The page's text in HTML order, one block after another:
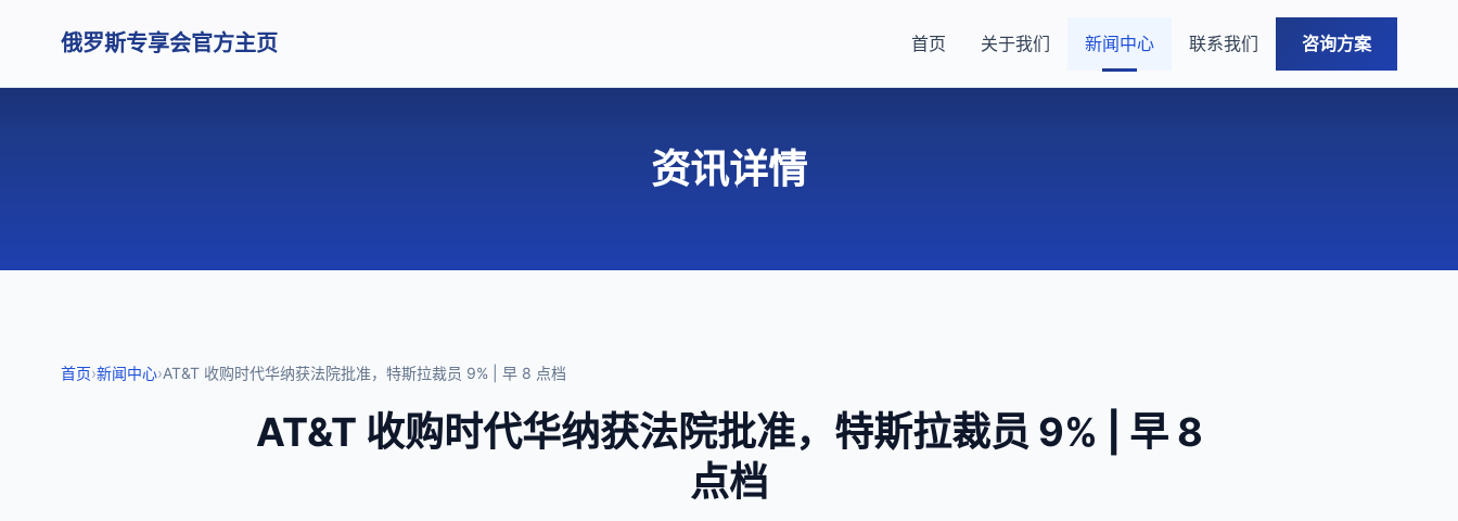
俄罗斯专享会官方主页 首页 关于我们 新闻中心 联系我们 咨询方案
资讯详情
首页›新闻中心›AT&T 收购时代华纳获法院批准，特斯拉裁员 9% | 早 8 点档
AT&T 收购时代华纳获法院批准，特斯拉裁员 9% | 早 8
点档